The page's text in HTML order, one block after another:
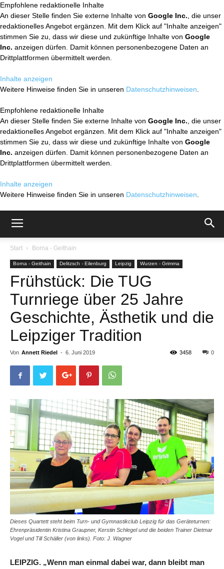
Empfohlene redaktionelle Inhalte
An dieser Stelle finden Sie externe Inhalte von Google Inc. , die unser
redaktionelles Angebot ergänzen. Mit dem Klick auf "Inhalte anzeigen"
stimmen Sie zu, dass wir diese und zukünftige Inhalte von Google
Inc. anzeigen dürfen. Damit können personenbezogene Daten an
Drittplattformen übermittelt werden.
Inhalte anzeigen
Weitere Hinweise finden Sie in unseren Datenschutzhinweisen
Empfohlene redaktionelle Inhalte
An dieser Stelle finden Sie externe Inhalte von Google Inc. , die unser
redaktionelles Angebot ergänzen. Mit dem Klick auf "Inhalte anzeigen"
stimmen Sie zu, dass wir diese und zukünftige Inhalte von Google
Inc. anzeigen dürfen. Damit können personenbezogene Daten an
Drittplattformen übermittelt werden.
Inhalte anzeigen
Weitere Hinweise finden Sie in unseren Datenschutzhinweisen
Start Borna - Geithain
Borna - Geithain Delitzsch - Eilenburg Leipzig Wurzen - Grimma
Frühstück: Die TUG
Turnriege über 25 Jahre
Geschichte, Ästhetik und die
Leipziger Tradition
Von Annett Riedel - 6. Juni 2019 0
3458
Dieses Quartett steht beim Turn- und Gymnastikclub Leipzig für das Geräteturnen:
Ehrenpräsidentin Kristina Graupner, Kerstin Schlegel und die beiden Trainer Dietmar
Vogel und Till Schäller (von links). Foto: J. Wagner
LEIPZIG. „Wenn man einmal dabei war, dann bleibt man